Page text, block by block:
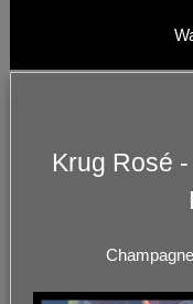
Krug Rosé